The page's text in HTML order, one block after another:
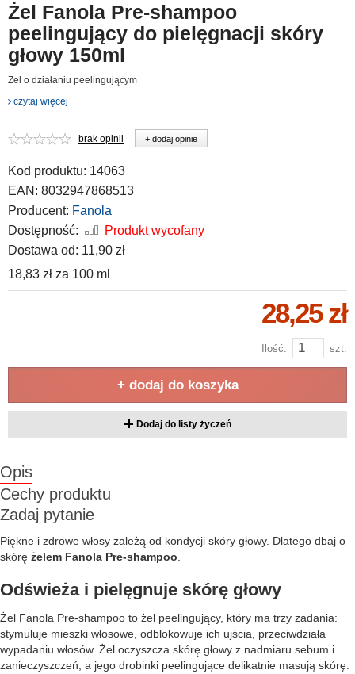
Żel Fanola Pre-shampoo
peelingujący do pielęgnacji skóry
głowy 150ml
Żel o działaniu peelingującym
czytaj więcej
brak opinii + dodaj opinie
Kod produktu: 14063
EAN: 8032947868513
Producent: Fanola
Dostępność:
Produkt wycofany
Dostawa od: 11,90 zł
18,83 zł za 100 ml
28,25 zł
Ilość: szt.
+ dodaj do koszyka
Dodaj do listy życzeń
Opis
Cechy produktu
Zadaj pytanie
Piękne i zdrowe włosy zależą od kondycji skóry głowy. Dlatego dbaj o
skórę żelem Fanola Pre-shampoo
Odświeża i pielęgnuje skórę głowy
Żel Fanola Pre-shampoo to żel peelingujący, który ma trzy zadania:
stymuluje mieszki włosowe, odblokowuje ich ujścia, przeciwdziała
wypadaniu włosów. Żel oczyszcza skórę głowy z nadmiaru sebum i
zanieczyszczeń, a jego drobinki peelingujące delikatnie masują skórę.